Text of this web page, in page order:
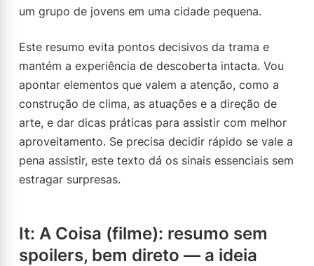
um grupo de jovens em uma cidade pequena.
Este resumo evita pontos decisivos da trama e
mantém a experiência de descoberta intacta. Vou
apontar elementos que valem a atenção, como a
construção de clima, as atuações e a direção de
arte, e dar dicas práticas para assistir com melhor
aproveitamento. Se precisa decidir rápido se vale a
pena assistir, este texto dá os sinais essenciais sem
estragar surpresas.
It: A Coisa (filme): resumo sem
spoilers, bem direto — a ideia